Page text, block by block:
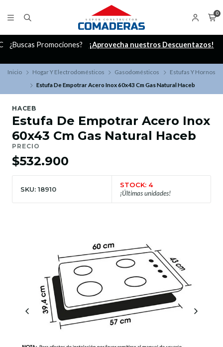
0
¿Buscas Promociones? ¡Aprovecha nuestros Descuentazos!
Inicio Hogar Y Electrodomésticos Gasodomésticos
Estufas Y Hornos
Estufa De Empotrar Acero Inox 60x43 Cm Gas Natural Haceb
HACEB
Estufa De Empotrar Acero Inox
60x43 Cm Gas Natural Haceb
PRECIO
$532.900
SKU: 18910
STOCK: 4
¡Últimas unidades!